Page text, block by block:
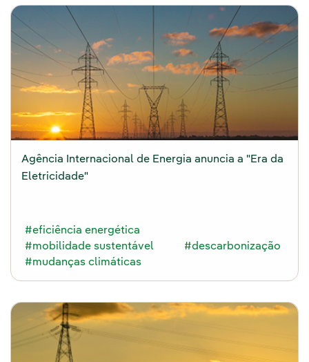
Agência Internacional de Energia anuncia a "Era da
Eletricidade"
#eficiência energética
#mobilidade sustentável
#descarbonização
#mudanças climáticas